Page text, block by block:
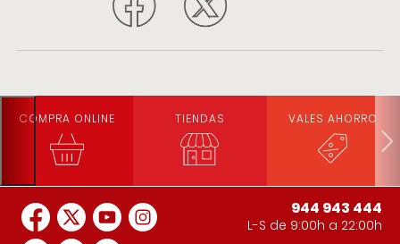
COMPRA ONLINE TIENDAS VALES AHORRO
944 943 444
L-S de 9:00h a 22:00h